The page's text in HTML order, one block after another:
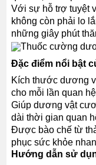
Với sự hỗ trợ tuyệt
không còn phải lo
những giây phút
Đặc điểm nổi bật
Kích thước dương
cho mỗi lần quan
Giúp dương vật
dài thời gian quan
Được bào chế từ
phục sức khỏe
Hướng dẫn sử